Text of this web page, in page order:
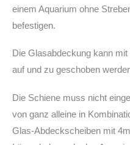
einem Aquarium ohne
befestigen.
Die Glasabdeckung kann
auf und zu geschoben
Die Schiene muss nicht
von ganz alleine in
Glas-Abdeckscheiben mit